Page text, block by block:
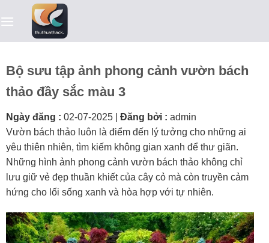
qua
Bộ sưu tập ảnh phong cảnh vườn bách
thảo đầy sắc màu 3
Ngày đăng : 02-07-2025 Đăng bởi : admin
Vườn bách thảo luôn là điểm đến lý tưởng cho những ai
yêu thiên nhiên, tìm kiếm không gian xanh để thư giãn.
Những hình ảnh phong cảnh vườn bách thảo không chỉ
lưu giữ vẻ đẹp thuần khiết của cây cỏ mà còn truyền cảm
hứng cho lối sống xanh và hòa hợp với tự nhiên.